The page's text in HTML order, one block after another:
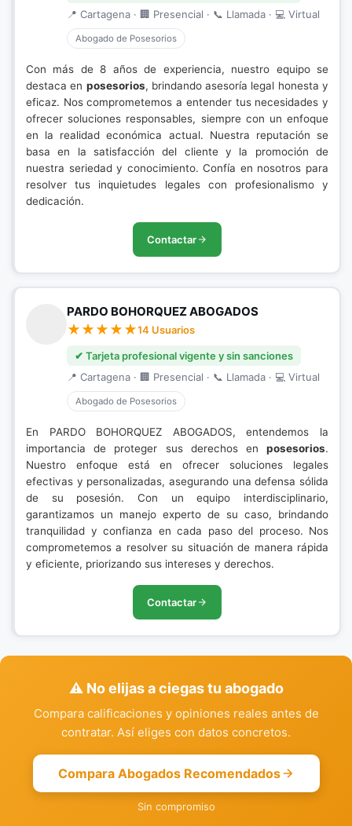
📍 Cartagena · 🏢 Presencial · 📞 Llamada · 💻 Virtual
Abogado de Posesorios
Con más de 8 años de experiencia, nuestro equipo se
destaca en posesorios, brindando asesoría legal honesta y
eficaz. Nos comprometemos a entender tus necesidades y
ofrecer soluciones responsables, siempre con un enfoque
en la realidad económica actual. Nuestra reputación se
basa en la satisfacción del cliente y la promoción de
nuestra seriedad y conocimiento. Confía en nosotros para
resolver tus inquietudes legales con profesionalismo y
dedicación.
Contactar
PARDO BOHORQUEZ ABOGADOS
14 Usuarios
✔ Tarjeta profesional vigente y sin sanciones
📍 Cartagena · 🏢 Presencial · 📞 Llamada · 💻 Virtual
Abogado de Posesorios
En PARDO BOHORQUEZ ABOGADOS, entendemos la
importancia de proteger sus derechos en posesorios.
Nuestro enfoque está en ofrecer soluciones legales
efectivas y personalizadas, asegurando una defensa sólida
de su posesión. Con un equipo interdisciplinario,
garantizamos un manejo experto de su caso, brindando
tranquilidad y confianza en cada paso del proceso. Nos
comprometemos a resolver su situación de manera rápida
y eficiente, priorizando sus intereses y derechos.
Contactar
⚠️ No elijas a ciegas tu abogado
Compara calificaciones y opiniones reales antes de
contratar. Así eliges con datos concretos.
Compara Abogados Recomendados
Sin compromiso